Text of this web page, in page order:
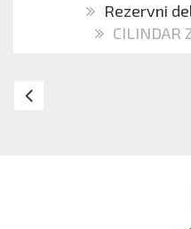
Rezervni
CILINDAR
CILINDAR